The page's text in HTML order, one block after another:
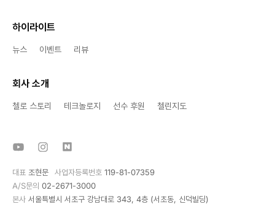
하이라이트
뉴스 이벤트 리뷰
회사 소개
첼로 스토리 테크놀로지 선수 후원 첼린지도
대표 조현문 사업자등록번호 119-81-07359
A/S문의 02-2671-3000
본사 서울특별시 서초구 강남대로 343, 4층 (서초동, 신덕빌딩)